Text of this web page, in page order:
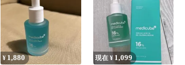
ック 16mm 汎用 時計ベル
ト バネ棒 バネ棒外し 工
具セット
¥1,880 現在 ¥ 1,099